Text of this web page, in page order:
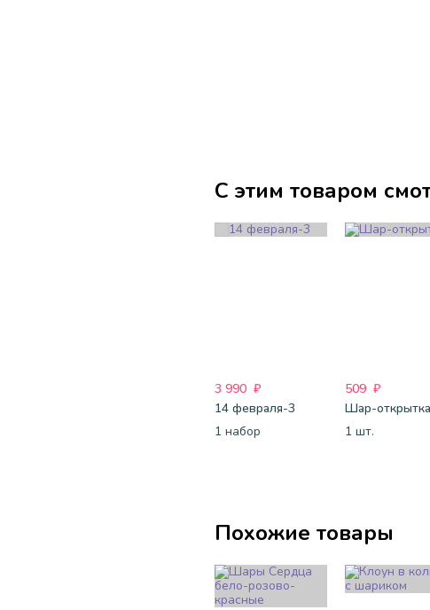
С этим товаром
3 990 ₽
14 февраля-3
1 набор
509 ₽
1 шт.
Похожие товары